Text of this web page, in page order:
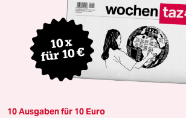
10 Ausgaben für 10 Euro